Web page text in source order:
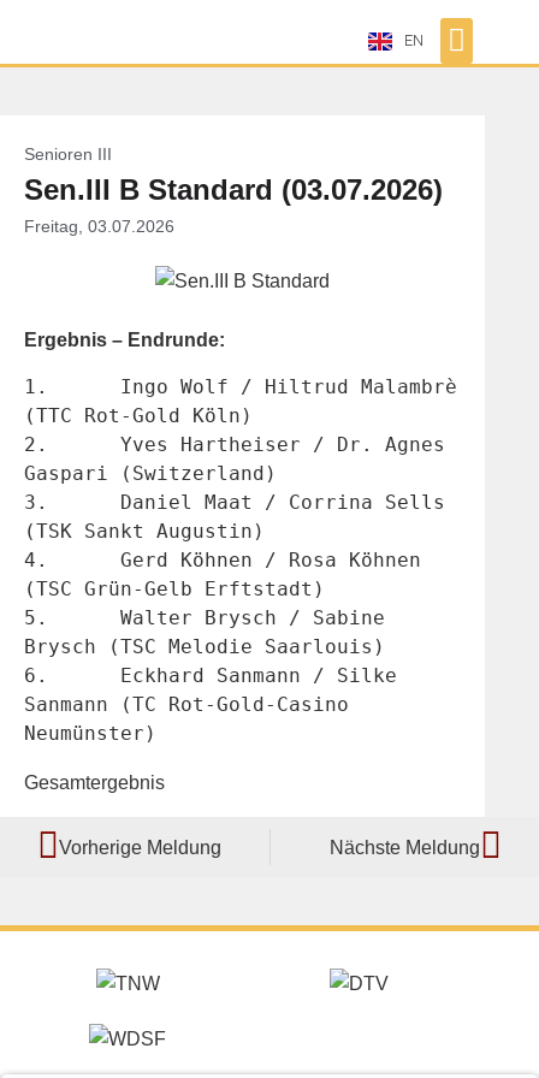
EN
Senioren III
Sen.III B Standard (03.07.2026)
Freitag, 03.07.2026
Ergebnis – Endrunde:
1.	Ingo Wolf / Hiltrud Malambrè
(TTC Rot-Gold Köln)
2.	Yves Hartheiser / Dr. Agnes
Gaspari (Switzerland)
3.	Daniel Maat / Corrina Sells
(TSK Sankt Augustin)
4.	Gerd Köhnen / Rosa Köhnen
(TSC Grün-Gelb Erftstadt)
5.	Walter Brysch / Sabine
Brysch (TSC Melodie Saarlouis)
6.	Eckhard Sanmann / Silke
Sanmann (TC Rot-Gold-Casino
Neumünster)
Gesamtergebnis
Vorherige Meldung Nächste Meldung